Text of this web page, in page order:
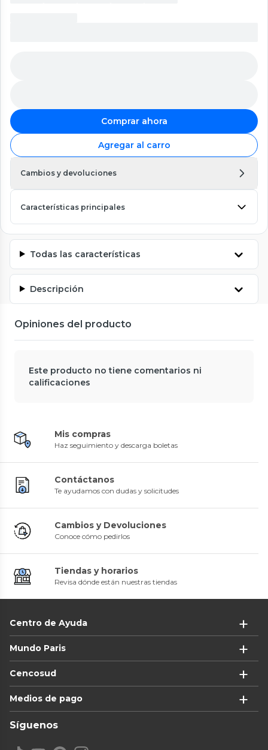
Comprar ahora
Agregar al carro
Cambios y devoluciones
Características principales
Todas las características
Descripción
Opiniones del producto
Este producto no tiene comentarios ni
calificaciones
Mis compras
Haz seguimiento y descarga boletas
Contáctanos
Te ayudamos con dudas y solicitudes
Cambios y Devoluciones
Conoce cómo pedirlos
Tiendas y horarios
Revisa dónde están nuestras tiendas
Centro de Ayuda
Mundo Paris
Cencosud
Medios de pago
Síguenos